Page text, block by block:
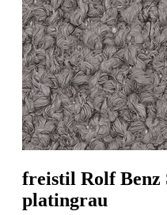
freistil Rolf Benz
platingrau